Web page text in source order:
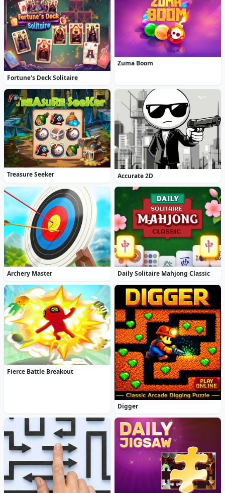
Fortune's Deck Solitaire
Zuma Boom
Treasure Seeker Accurate 2D
Archery Master Daily Solitaire Mahjong Classic
Fierce Battle Breakout
Digger